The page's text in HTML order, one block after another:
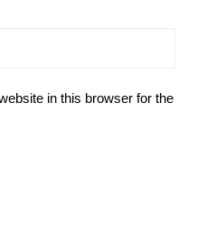
in this browser for the